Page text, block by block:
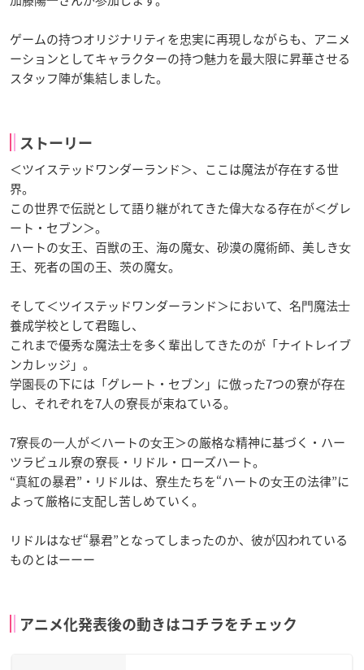
ゲームの持つオリジナリティを忠実に再現しながらも、アニメ
ーションとしてキャラクターの持つ魅⼒を最⼤限に昇華させる
スタッフ陣が集結しました。
ストーリー
＜ツイステッドワンダーランド＞、ここは魔法が存在する世
界。
この世界で伝説として語り継がれてきた偉⼤なる存在が＜グレ
ート・セブン＞。
ハートの⼥王、百獣の王、海の魔⼥、砂漠の魔術師、美しき⼥
王、死者の国の王、茨の魔⼥。
そして＜ツイステッドワンダーランド＞において、名⾨魔法⼠
養成学校として君臨し、
これまで優秀な魔法⼠を多く輩出してきたのが「ナイトレイブ
ンカレッジ」。
学園⻑の下には「グレート・セブン」に倣った7つの寮が存在
し、それぞれを7⼈の寮⻑が束ねている。
7寮⻑の⼀⼈が＜ハートの⼥王＞の厳格な精神に基づく・ハー
ツラビュル寮の寮⻑・リドル・ローズハート。
“真紅の暴君”・リドルは、寮⽣たちを“ハートの⼥王の法律”に
よって厳格に⽀配し苦しめていく。
リドルはなぜ“暴君”となってしまったのか、彼が囚われている
ものとはーーー
アニメ化発表後の動きはコチラをチェック